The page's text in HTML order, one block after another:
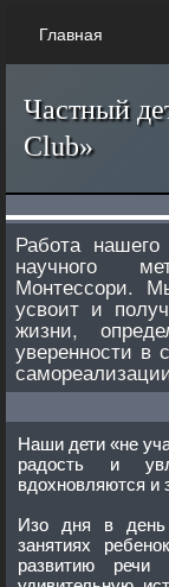
Главная
Частный
Club»
Работа
научного
Монтессори.
усвоит и
жизни,
уверенности в
Наши дети «не учатся» на
радость и
вдохновляются и
Изо дня в день мы
занятиях
развитию речи